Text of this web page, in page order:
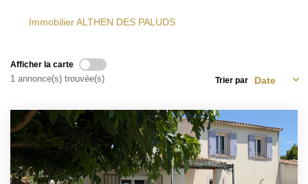
Immobilier ALTHEN DES PALUDS
Afficher la carte
1 annonce(s) trouvée(s) Trier par